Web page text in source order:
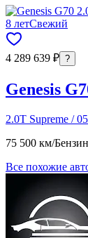
8 летСвежий
4 289 639 ₽ ?
Genesis
2.0T Supreme /
75 500 км/
Все похожие